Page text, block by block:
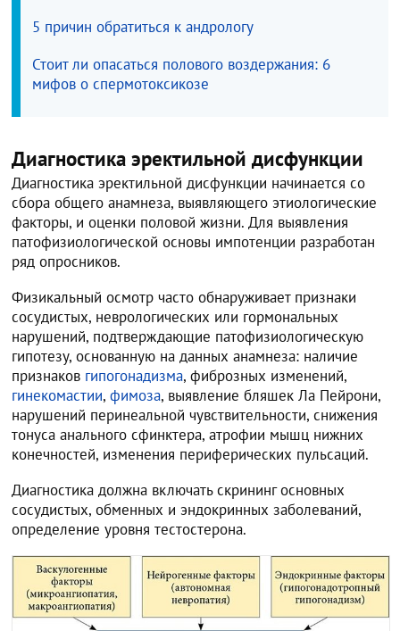
5 причин обратиться к андрологу
Стоит ли опасаться полового воздержания: 6
мифов о спермотоксикозе
Диагностика эректильной дисфункции
Диагностика эректильной дисфункции начинается со
сбора общего анамнеза, выявляющего этиологические
факторы, и оценки половой жизни. Для выявления
патофизиологической основы импотенции разработан
ряд опросников.
Физикальный осмотр часто обнаруживает признаки
сосудистых, неврологических или гормональных
нарушений, подтверждающие патофизиологическую
гипотезу, основанную на данных анамнеза: наличие
признаков гипогонадизма, фиброзных изменений,
гинекомастии,фимоза, выявление бляшек Ла Пейрони,
нарушений перинеальной чувствительности, снижения
тонуса анального сфинктера, атрофии мышц нижних
конечностей, изменения периферических пульсаций.
Диагностика должна включать скрининг основных
сосудистых, обменных и эндокринных заболеваний,
определение уровня тестостерона.